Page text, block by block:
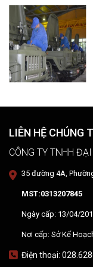
LIÊN HỆ CHÚNG
CÔNG TY TNHH
35 đường 4A,
MST:0313207845
Ngày cấp: 13/04/
Nơi cấp: Sở Kế
Điện thoại: